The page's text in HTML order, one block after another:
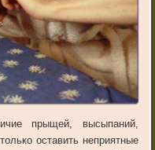
прыщей, высыпаний,
оставить неприятные